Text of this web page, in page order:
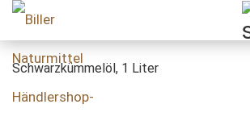
Schwarzkümmelöl, 1 Liter